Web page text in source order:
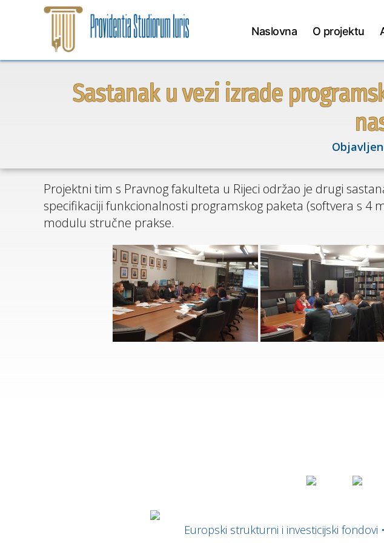
Preskoči
sadržaj
Naslovna O projektu
Sastanak u vezi izrade
Projektni tim s Pravnog fakulteta u Rijeci održao je drugi
specifikaciji funkcionalnosti programskog paketa (softvera s
modulu stručne prakse.
Europski strukturni i investicijski fondovi •